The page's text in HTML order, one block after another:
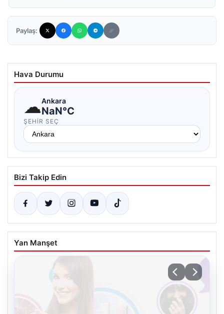
Paylaş:
Hava Durumu
☁Ankara
NaN°C
ŞEHIR SEÇ
Bizi Takip Edin
Yan Manşet